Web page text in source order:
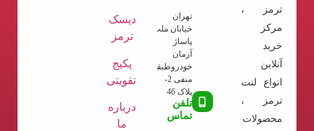
ترمز ،
مرکز
خرید
آنلاین
انواع لنت
ترمز ،
محصولات
تهران
خیابان ملت
پاساژ
آرمان
خودروطبقه
منفی 2-
پلاک 46
تلفن
تماس
دیسک
ترمز
پکیج
تقویتی
درباره
ما